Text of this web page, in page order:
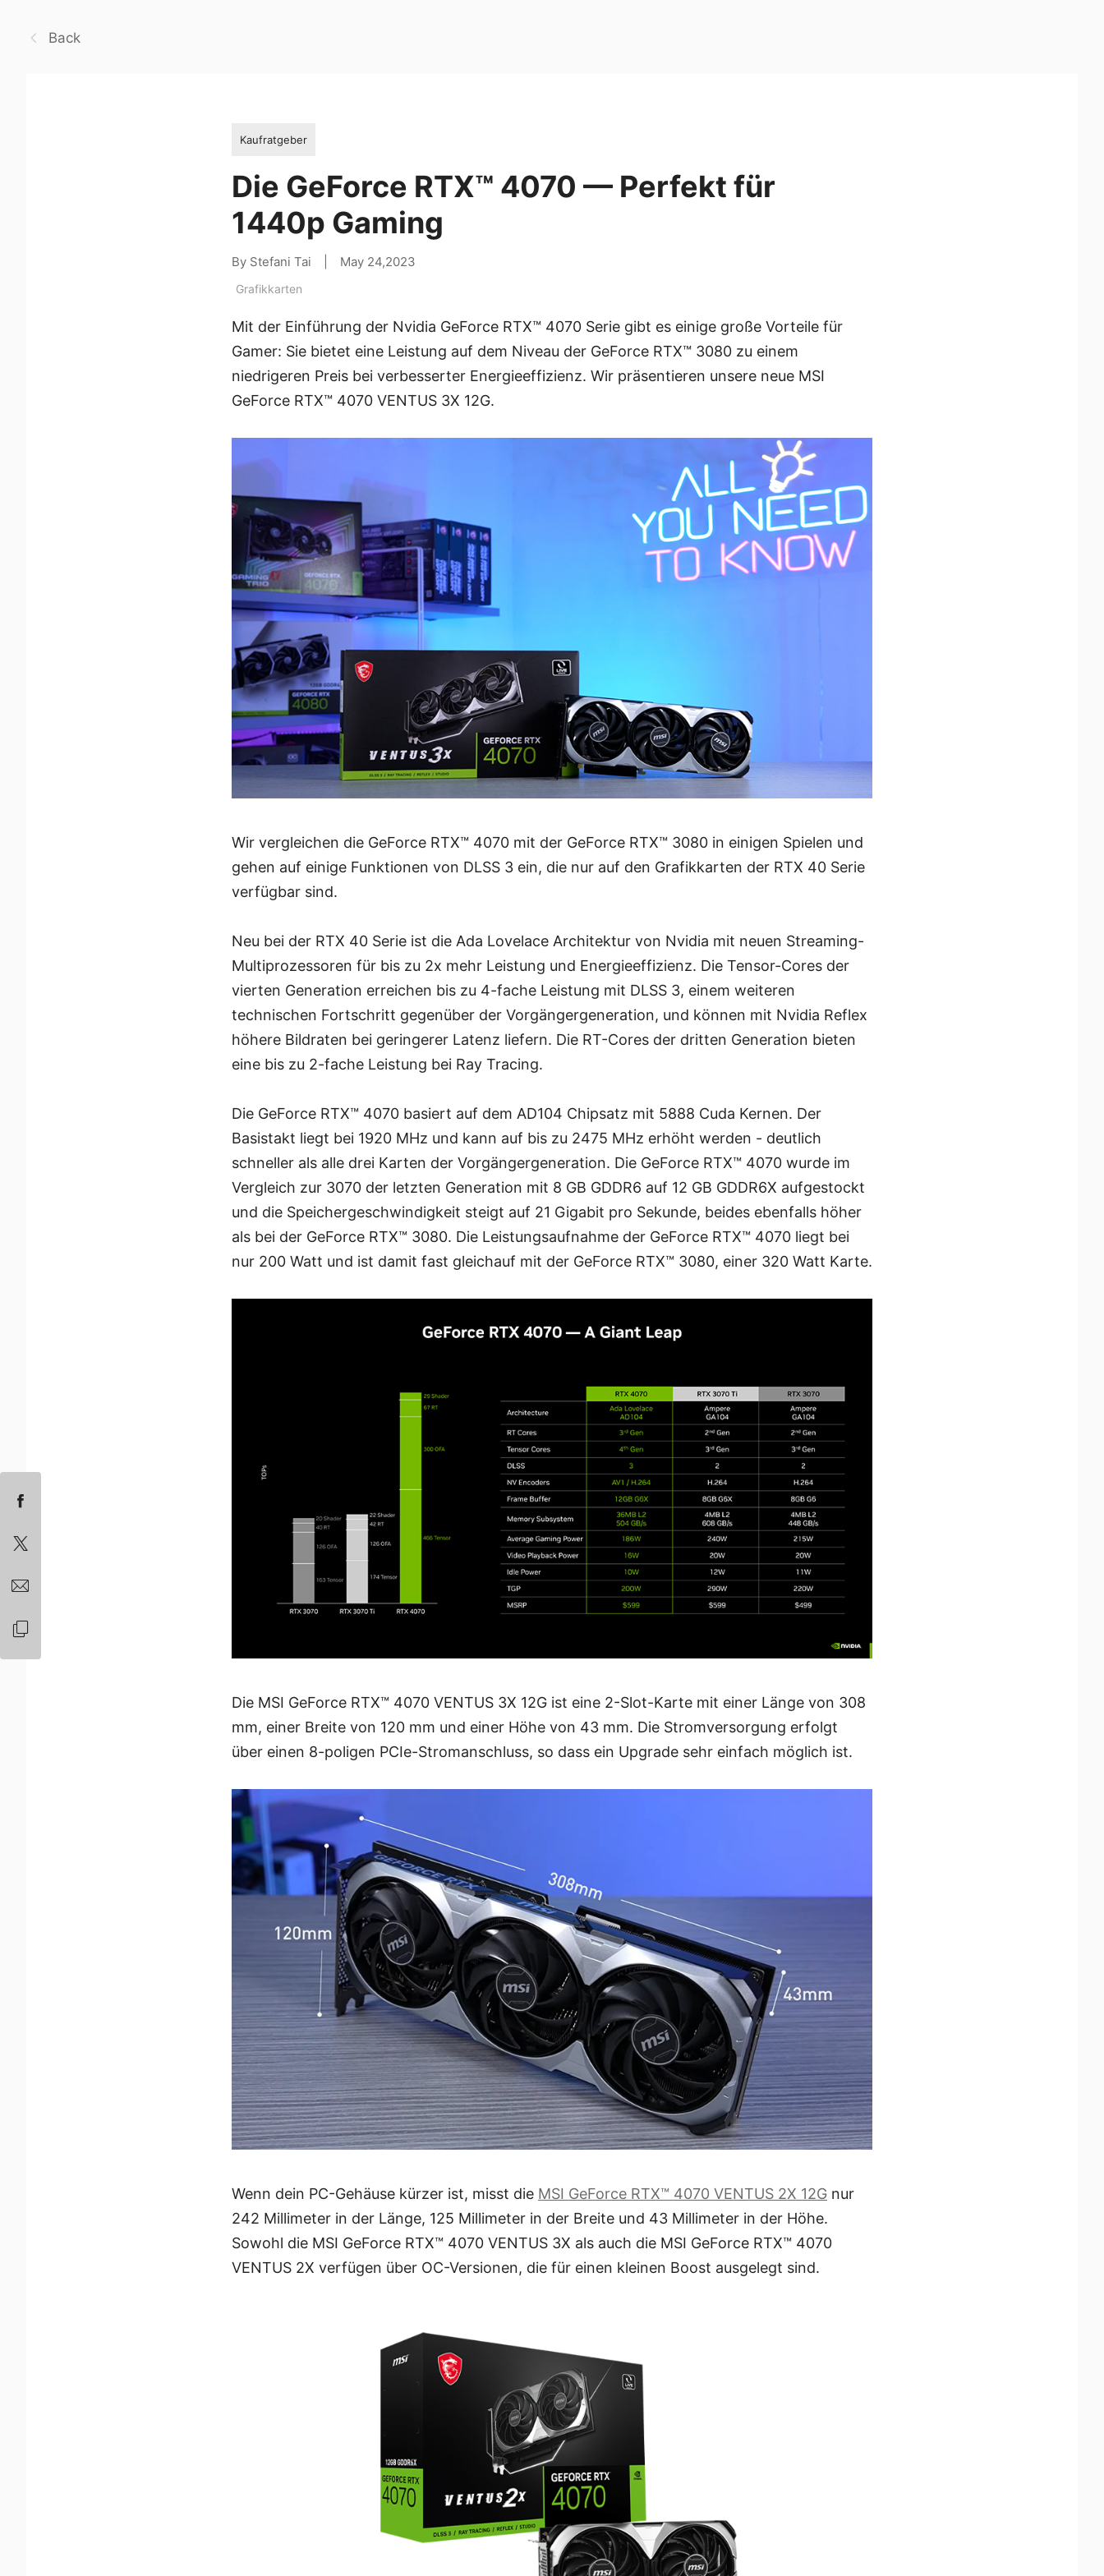
Back
Kaufratgeber
Die GeForce RTX™ 4070 — Perfekt für
1440p Gaming
By Stefani Tai May 24,2023
Grafikkarten
Mit der Einführung der Nvidia GeForce RTX™ 4070 Serie gibt es einige große Vorteile für
Gamer: Sie bietet eine Leistung auf dem Niveau der GeForce RTX™ 3080 zu einem
niedrigeren Preis bei verbesserter Energieeffizienz. Wir präsentieren unsere neue MSI
GeForce RTX™ 4070 VENTUS 3X 12G.
Wir vergleichen die GeForce RTX™ 4070 mit der GeForce RTX™ 3080 in einigen Spielen und
gehen auf einige Funktionen von DLSS 3 ein, die nur auf den Grafikkarten der RTX 40 Serie
verfügbar sind.
Neu bei der RTX 40 Serie ist die Ada Lovelace Architektur von Nvidia mit neuen Streaming-
Multiprozessoren für bis zu 2x mehr Leistung und Energieeffizienz. Die Tensor-Cores der
vierten Generation erreichen bis zu 4-fache Leistung mit DLSS 3, einem weiteren
technischen Fortschritt gegenüber der Vorgängergeneration, und können mit Nvidia Reflex
höhere Bildraten bei geringerer Latenz liefern. Die RT-Cores der dritten Generation bieten
eine bis zu 2-fache Leistung bei Ray Tracing.
Die GeForce RTX™ 4070 basiert auf dem AD104 Chipsatz mit 5888 Cuda Kernen. Der
Basistakt liegt bei 1920 MHz und kann auf bis zu 2475 MHz erhöht werden - deutlich
schneller als alle drei Karten der Vorgängergeneration. Die GeForce RTX™ 4070 wurde im
Vergleich zur 3070 der letzten Generation mit 8 GB GDDR6 auf 12 GB GDDR6X aufgestockt
und die Speichergeschwindigkeit steigt auf 21 Gigabit pro Sekunde, beides ebenfalls höher
als bei der GeForce RTX™ 3080. Die Leistungsaufnahme der GeForce RTX™ 4070 liegt bei
nur 200 Watt und ist damit fast gleichauf mit der GeForce RTX™ 3080, einer 320 Watt Karte.
Die MSI GeForce RTX™ 4070 VENTUS 3X 12G ist eine 2-Slot-Karte mit einer Länge von 308
mm, einer Breite von 120 mm und einer Höhe von 43 mm. Die Stromversorgung erfolgt
über einen 8-poligen PCIe-Stromanschluss, so dass ein Upgrade sehr einfach möglich ist.
Wenn dein PC-Gehäuse kürzer ist, misst die MSI GeForce RTX™ 4070 VENTUS 2X 12G nur
242 Millimeter in der Länge, 125 Millimeter in der Breite und 43 Millimeter in der Höhe.
Sowohl die MSI GeForce RTX™ 4070 VENTUS 3X als auch die MSI GeForce RTX™ 4070
VENTUS 2X verfügen über OC-Versionen, die für einen kleinen Boost ausgelegt sind.